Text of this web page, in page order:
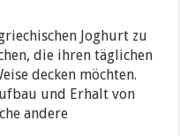
Joghurt zu
die ihren täglichen
decken möchten.
und Erhalt von
andere